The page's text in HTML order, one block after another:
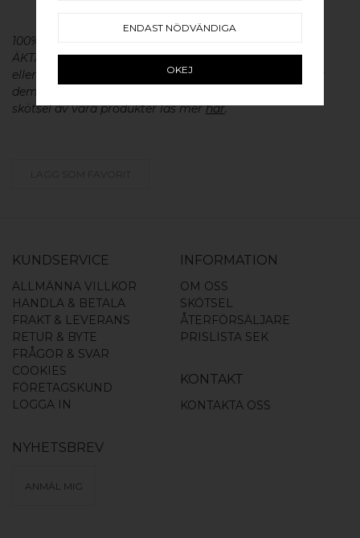
100% ÄKTA METALL - Alla våra beslag är tillverkade av
ÄKTA massiv mässing, koppar, rostfritt stål
eller aluminium utan metallisk ytbehandling, vilket ger
dem en väldigt lång livslängd och vacker patina. För
skötsel av våra produkter läs merhär.
KUNDSERVICE
ALLMÄNNA VILLKOR
HANDLA & BETALA
FRAKT & LEVERANS
RETUR & BYTE
FRÅGOR & SVAR
COOKIES
FÖRETAGSKUND
LOGGA IN
INFORMATION
OM OSS
SKÖTSEL
ÅTERFÖRSÄLJARE
PRISLISTA SEK
KONTAKT
KONTAKTA OSS
NYHETSBREV
ANMÄL MIG
ENDAST NÖDVÄNDIGA
OKEJ